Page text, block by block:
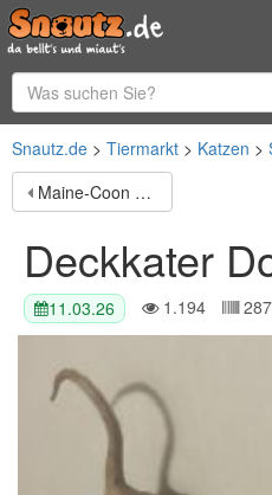
Snautz.de Tiermarkt Katzen
Maine-Coon mix
Deckkater
11.03.26 1.194